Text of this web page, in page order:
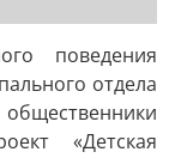
поведения
отдела
«Детская